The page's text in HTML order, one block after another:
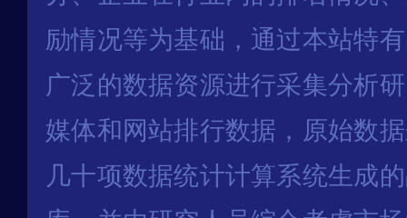
励情况等为基础，通过本站特
广泛的数据资源进行采集分析
媒体和网站排行数据，原始数
几十项数据统计计算系统生成